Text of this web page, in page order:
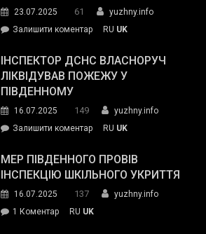
гуманітарну
допомогу
23.07.2025 61
yuzhny.info
Залишити коментарon
провів
нараду
силових
та
органів:
«Наш
спільний
RU UK
ІНСПЕКТОР ДСНС ВЛАСНОРУЧ
ЛІКВІДУВАВ ПОЖЕЖУ У
ПІВДЕННОМУ
16.07.2025 149
yuzhny.info
Залишити коментарon
ДСНС
власноруч
пожежу
у
RU UK
МЕР ПІВДЕННОГО ПРОВІВ
ІНСПЕКЦІЮ ШКІЛЬНОГО УКРИТТЯ
16.07.2025 137
yuzhny.info
1 Коментардо RU UK